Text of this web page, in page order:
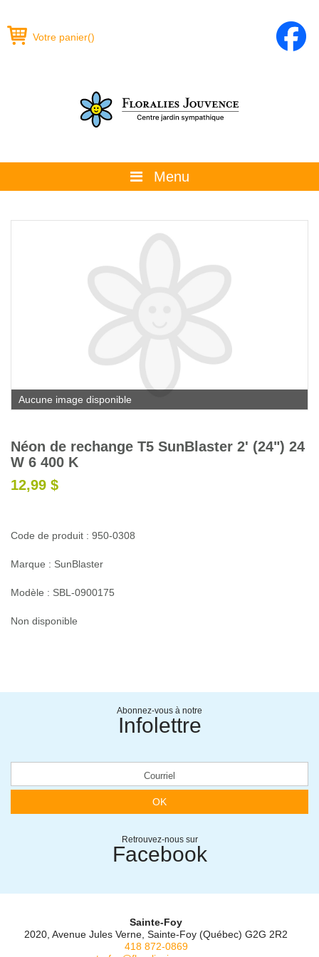
Votre panier()
Menu
La boutique
Promotions et évènements
Calendrier horticole
Emplois
Service à la clientèle
Nous joindre
Aucune image disponible
Néon de rechange T5 SunBlaster 2' (24") 24
W 6 400 K
12,99 $
Code de produit : 950-0308
Marque : SunBlaster
Modèle : SBL-0900175
Non disponible
Abonnez-vous à notre
Infolettre
OK
Retrouvez-nous sur
Facebook
Sainte-Foy
2020, Avenue Jules Verne, Sainte-Foy (Québec) G2G 2R2
418 872-0869